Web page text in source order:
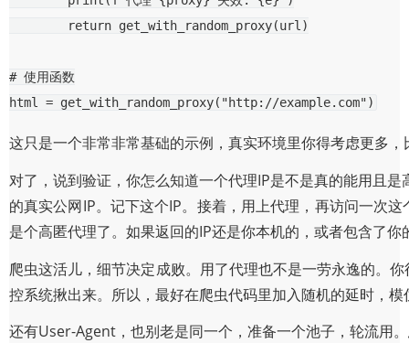
return get_with_random_proxy(url )
# 使用函数
html
= get_with_random_proxy( "http://example.com")
这只是一个非常非常基础的示例，真实环境里你得考虑更多
对了，说到验证，你怎么知道一个代理IP是不是真的能用且
的真实公网IP。记下这个IP。接着，用上代理，再访问一次
是个高匿代理了。如果返回的IP还是你本机的，或者包含了
爬虫这活儿，细节决定成败。用了代理也不是一劳永逸的。
控系统揪出来。所以，最好在爬虫代码里加入随机的延时，
还有User-Agent，也别老是同一个，准备一个池子，轮流用